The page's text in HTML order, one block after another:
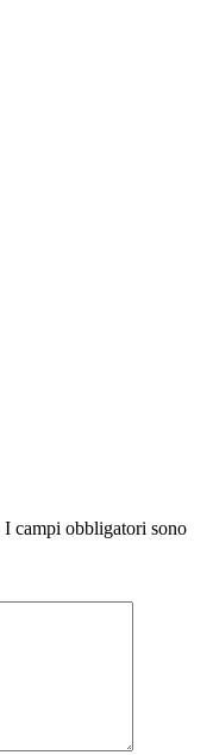
I campi obbligatori sono